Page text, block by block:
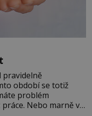
pravidelně
období se totiž
problém
Nebo marně v